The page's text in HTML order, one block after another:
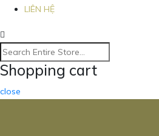
LIÊN HỆ
Shopping cart
close